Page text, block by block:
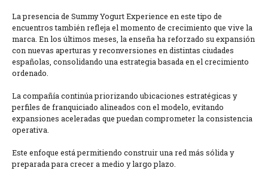
La presencia de Summy Yogurt Experience en este tipo de
encuentros también refleja el momento de crecimiento que vive la
marca. En los últimos meses, la enseña ha reforzado su expansión
con nuevas aperturas y reconversiones en distintas ciudades
españolas, consolidando una estrategia basada en el crecimiento
ordenado.
La compañía continúa priorizando ubicaciones estratégicas y
perfiles de franquiciado alineados con el modelo, evitando
expansiones aceleradas que puedan comprometer la consistencia
operativa.
Este enfoque está permitiendo construir una red más sólida y
preparada para crecer a medio y largo plazo.